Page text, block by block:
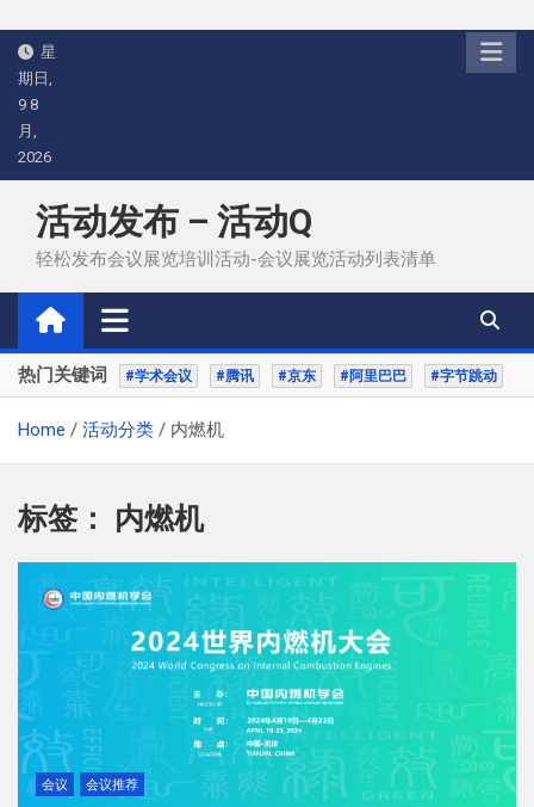
Skip
content
星
期日,
9 8
月,
2026
活动发布 – 活动Q
轻松发布会议展览培训活动-会议展览活动列表清单
热门关键词 #学术会议 #腾讯 #京东 #阿里巴巴 #字节跳动
Home 活动分类 内燃机
标签： 内燃机
会议 会议推荐